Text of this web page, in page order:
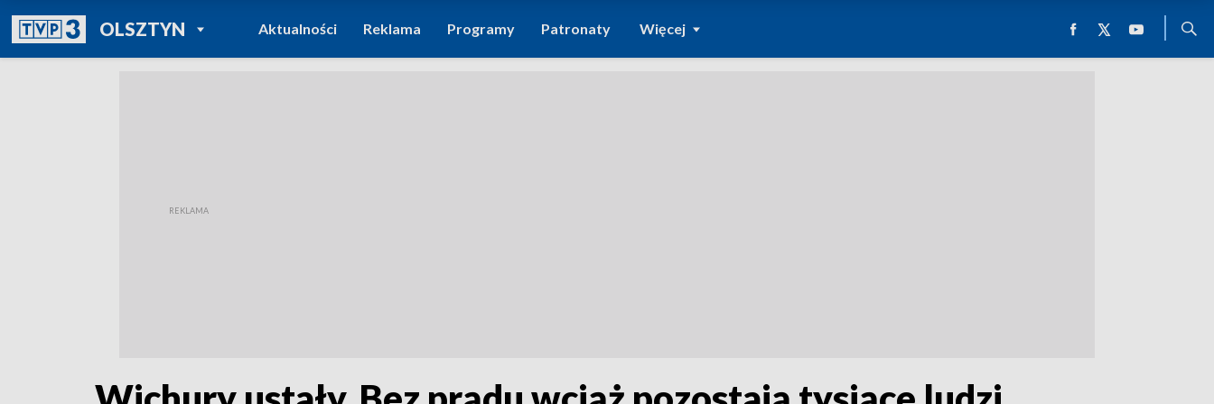
OLSZTYNPOWRÓT DO
TVP REGIONY
Aktualności Reklama Programy Patronaty Więcej